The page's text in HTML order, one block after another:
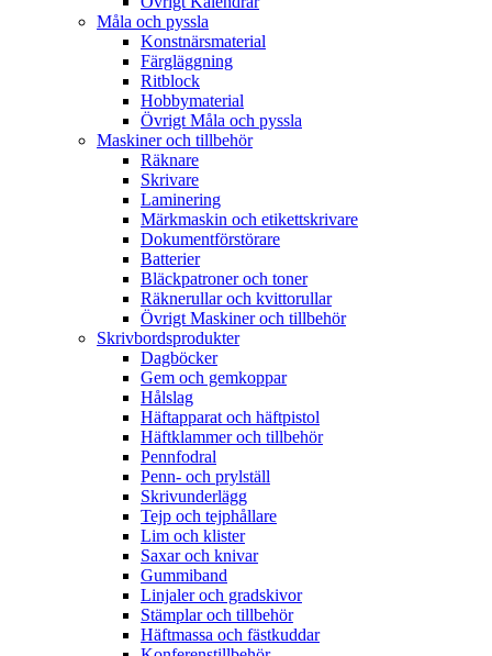
Måla och pyssla
Konstnärsmaterial
Färgläggning
Ritblock
Hobbymaterial
Övrigt Måla och pyssla
Maskiner och tillbehör
Räknare
Skrivare
Laminering
Märkmaskin och etikettskrivare
Dokumentförstörare
Batterier
Bläckpatroner och toner
Räknerullar och kvittorullar
Övrigt Maskiner och tillbehör
Skrivbordsprodukter
Dagböcker
Gem och gemkoppar
Hålslag
Häftapparat och häftpistol
Häftklammer och tillbehör
Pennfodral
Penn- och prylställ
Skrivunderlägg
Tejp och tejphållare
Lim och klister
Saxar och knivar
Gummiband
Linjaler och gradskivor
Stämplar och tillbehör
Häftmassa och fästkuddar